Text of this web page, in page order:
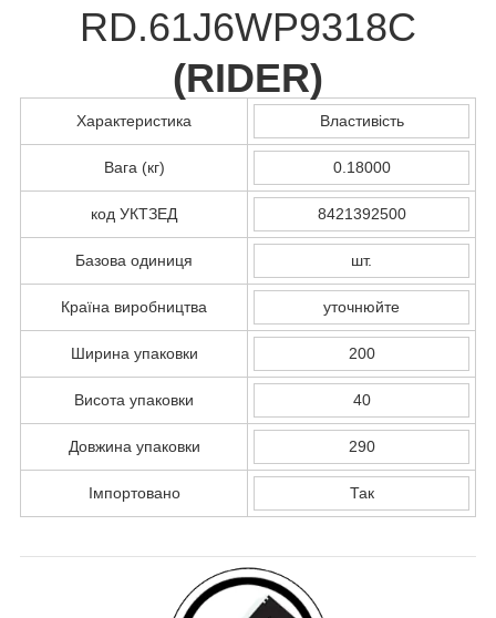
RD.61J6WP9318C
(RIDER)
Характеристика Властивість
Вага (кг) 0.18000
код УКТЗЕД 8421392500
Базова одиниця шт.
Країна виробництва уточнюйте
Ширина упаковки 200
Висота упаковки 40
Довжина упаковки 290
Імпортовано Так